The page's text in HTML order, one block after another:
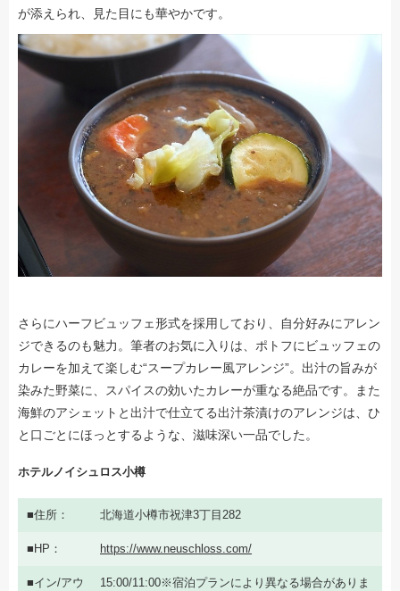
が添えられ、見た目にも華やかです。
さらにハーフビュッフェ形式を採用しており、自分好みにアレン
ジできるのも魅力。筆者のお気に入りは、ポトフにビュッフェの
カレーを加えて楽しむ“スープカレー風アレンジ”。出汁の旨みが
染みた野菜に、スパイスの効いたカレーが重なる絶品です。また
海鮮のアシェットと出汁で仕立てる出汁茶漬けのアレンジは、ひ
と口ごとにほっとするような、滋味深い一品でした。
ホテルノイシュロス小樽
住所 北海道小樽市祝津3丁目282
HP https://www.neuschloss.com/
イン/アウ
15:00/11:00※宿泊プランにより異なる場合がありま